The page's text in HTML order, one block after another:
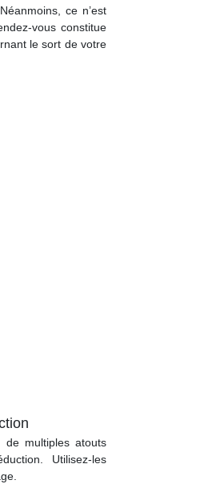
ce n’est
vous constitue
le sort de votre
de multiples atouts
Utilisez-les